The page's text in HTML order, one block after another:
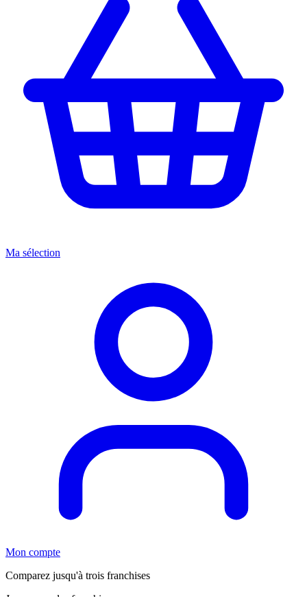
Ma sélection
Mon compte
Comparez jusqu'à trois franchises